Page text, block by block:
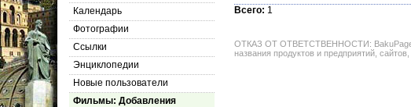
Календарь
Фотографии
Ссылки
Энциклопедии
Новые пользователи
Фильмы: Добавления
Всего: 1
ОТКАЗ ОТ ОТВЕТСТВЕННОСТИ:
названия продуктов и предприятий,